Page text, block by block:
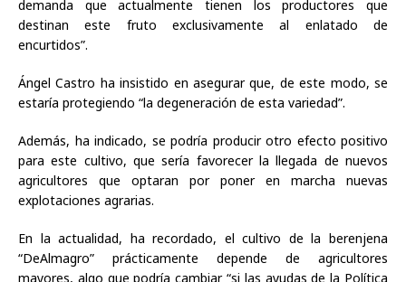
demanda que actualmente tienen los productores que
destinan este fruto exclusivamente al enlatado de
encurtidos”.
Ángel Castro ha insistido en asegurar que, de este modo, se
estaría protegiendo “la degeneración de esta variedad”.
Además, ha indicado, se podría producir otro efecto positivo
para este cultivo, que sería favorecer la llegada de nuevos
agricultores que optaran por poner en marcha nuevas
explotaciones agrarias.
En la actualidad, ha recordado, el cultivo de la berenjena
“DeAlmagro” prácticamente depende de agricultores
mayores, algo que podría cambiar “si las ayudas de la Política